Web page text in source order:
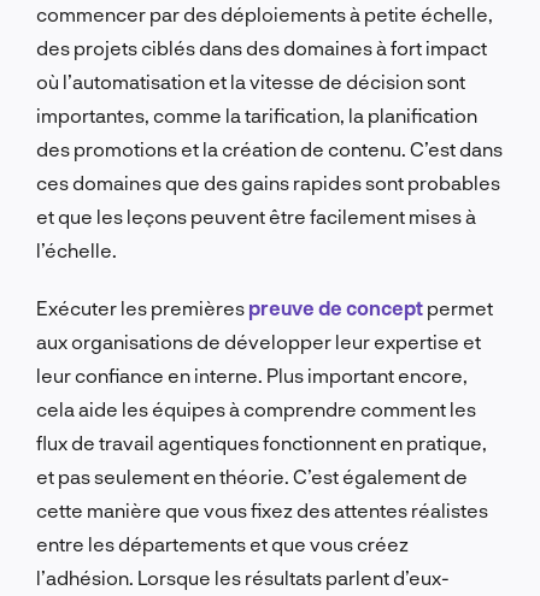
commencer par des déploiements à petite échelle,
des projets ciblés dans des domaines à fort impact
où l’automatisation et la vitesse de décision sont
importantes, comme la tarification, la planification
des promotions et la création de contenu. C’est dans
ces domaines que des gains rapides sont probables
et que les leçons peuvent être facilement mises à
l’échelle.
Exécuter les premières preuve de concept permet
aux organisations de développer leur expertise et
leur confiance en interne. Plus important encore,
cela aide les équipes à comprendre comment les
flux de travail agentiques fonctionnent en pratique,
et pas seulement en théorie. C’est également de
cette manière que vous fixez des attentes réalistes
entre les départements et que vous créez
l’adhésion. Lorsque les résultats parlent d’eux-